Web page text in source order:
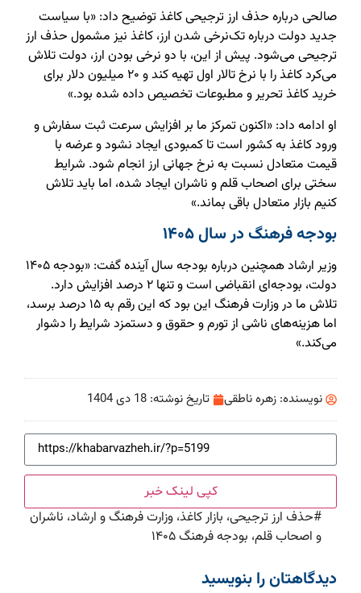
صالحی درباره حذف ارز ترجیحی کاغذ توضیح داد: «با سیاست
جدید دولت درباره تک‌نرخی شدن ارز، کاغذ نیز مشمول حذف ارز
ترجیحی می‌شود. پیش از این، با دو نرخی بودن ارز، دولت تلاش
می‌کرد کاغذ را با نرخ تالار اول تهیه کند و ۲۰ میلیون دلار برای
خرید کاغذ تحریر و مطبوعات تخصیص داده شده بود.»
او ادامه داد: «اکنون تمرکز ما بر افزایش سرعت ثبت سفارش و
ورود کاغذ به کشور است تا کمبودی ایجاد نشود و عرضه با
قیمت متعادل نسبت به نرخ جهانی ارز انجام شود. شرایط
سختی برای اصحاب قلم و ناشران ایجاد شده، اما باید تلاش
کنیم بازار متعادل باقی بماند.»
بودجه فرهنگ در سال ۱۴۰۵
وزیر ارشاد همچنین درباره بودجه سال آینده گفت: «بودجه ۱۴۰۵
دولت، بودجه‌ای انقباضی است و تنها ۲ درصد افزایش دارد.
تلاش ما در وزارت فرهنگ این بود که این رقم به ۱۵ درصد برسد،
اما هزینه‌های ناشی از تورم و حقوق و دستمزد شرایط را دشوار
می‌کند.»
نویسنده: زهره ناطقی تاریخ نوشته: 18 دی 1404
کپی لینک خبر
#حذف ارز ترجیحی، بازار کاغذ، وزارت فرهنگ و ارشاد، ناشران
و اصحاب قلم، بودجه فرهنگ ۱۴۰۵
دیدگاهتان را بنویسید